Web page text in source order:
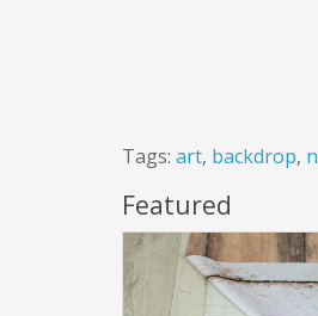
Tags: art, backdrop,
Featured